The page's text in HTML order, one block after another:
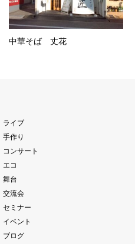
中華そば 丈花
ライブ
手作り
コンサート
エコ
舞台
交流会
セミナー
イベント
ブログ